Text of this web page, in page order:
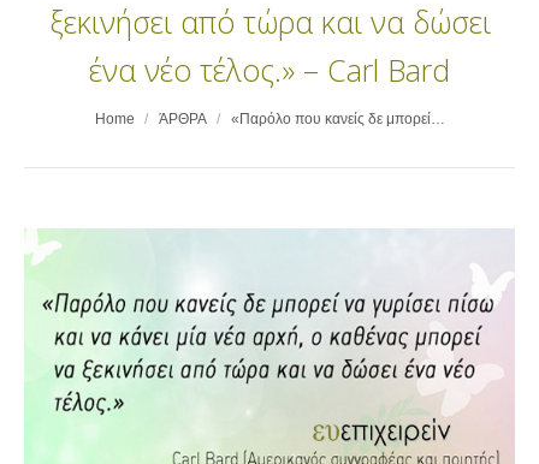
ξεκινήσει από τώρα και να δώσει
ένα νέο τέλος.» – Carl Bard
You are here:
Home ΆΡΘΡΑ «Παρόλο που κανείς δε μπορεί…